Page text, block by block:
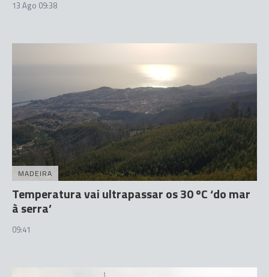
13 Ago 09:38
MADEIRA
Temperatura vai ultrapassar os 30 ºC ‘do mar
à serra’
09:41